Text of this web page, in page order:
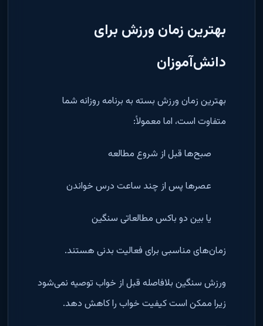
بهترین زمان ورزش برای
دانش‌آموزان
بهترین زمان ورزش بسته به برنامه روزانه شما
متفاوت است، اما معمولاً:
صبح‌ها قبل از شروع مطالعه
عصرها پس از چند ساعت درس خواندن
یا بین دو باکس مطالعاتی سنگین
زمان‌های مناسبی برای فعالیت بدنی هستند.
ورزش سنگین بلافاصله قبل از خواب توصیه نمی‌شود
زیرا ممکن است کیفیت خواب را کاهش دهد.